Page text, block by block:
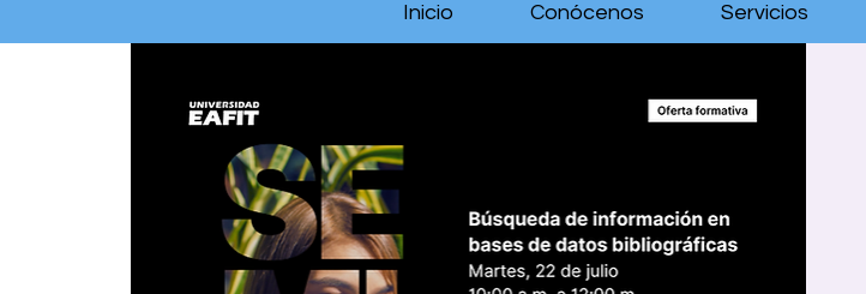
Inicio Conócenos Servicios